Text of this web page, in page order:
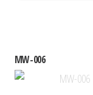
MW-006